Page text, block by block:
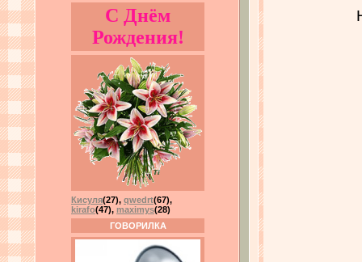
С Днём
Рождения!
Кисуля(27), qwedrt(67),
kirafo(47), maximys(28)
ГОВОРИЛКА